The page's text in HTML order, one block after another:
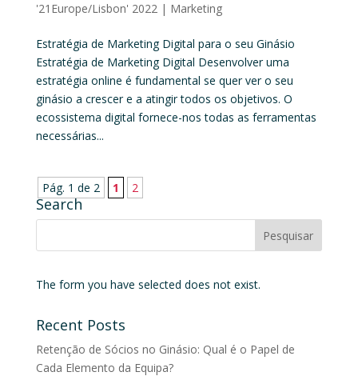
'21Europe/Lisbon' 2022| Marketing
Estratégia de Marketing Digital para o seu Ginásio
Estratégia de Marketing Digital Desenvolver uma
estratégia online é fundamental se quer ver o seu
ginásio a crescer e a atingir todos os objetivos. O
ecossistema digital fornece-nos todas as ferramentas
necessárias...
Pág. 1 de 2 1 2
Search
The form you have selected does not exist.
Recent Posts
Retenção de Sócios no Ginásio: Qual é o Papel de
Cada Elemento da Equipa?